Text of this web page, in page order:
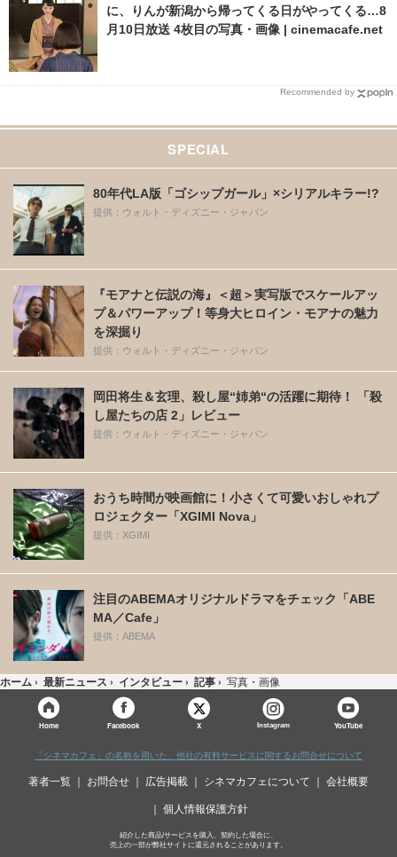
に、りんが新潟から帰ってくる日がやってくる…8
月10日放送 4枚目の写真・画像 | cinemacafe.net
Recommended by
SPECIAL
80年代LA版「ゴシップガール」×シリアルキラー!?
提供：ウォルト・ディズニー・ジャパン
『モアナと伝説の海』＜超＞実写版でスケールアッ
プ＆パワーアップ！等身大ヒロイン・モアナの魅力
を深掘り
提供：ウォルト・ディズニー・ジャパン
岡田将生＆玄理、殺し屋“姉弟“の活躍に期待！ 「殺
し屋たちの店 2」レビュー
提供：ウォルト・ディズニー・ジャパン
おうち時間が映画館に！小さくて可愛いおしゃれプ
ロジェクター「XGIMI Nova」
提供：XGIMI
注目のABEMAオリジナルドラマをチェック「ABE
MA／Cafe」
提供：ABEMA
ホーム › 最新ニュース › インタビュー › 記事 › 写真・画像
Home Facebook X Instagram YouTube
「シネマカフェ」の名称を用いた、他社の有料サービスに関するお問合せについて
著者一覧 お問合せ 広告掲載 シネマカフェについて 会社概要
個人情報保護方針
紹介した商品/サービスを購入、契約した場合に、
売上の一部が弊社サイトに還元されることがあります。